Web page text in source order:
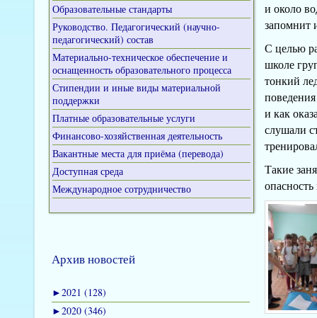
Образовательные стандарты
Руководство. Педагогический (научно-
педагогический) состав
Материально-техническое обеспечение и
оснащенность образовательного процесса
Стипендии и иные виды материальной
поддержки
Платные образовательные услуги
Финансово-хозяйственная деятельность
Вакантные места для приёма (перевода)
Доступная среда
Международное сотрудничество
Архив новостей
►2021 (128)
►2020 (346)
и около
запомнит
С целью
школе
тонкий
и как
слушали
Такие